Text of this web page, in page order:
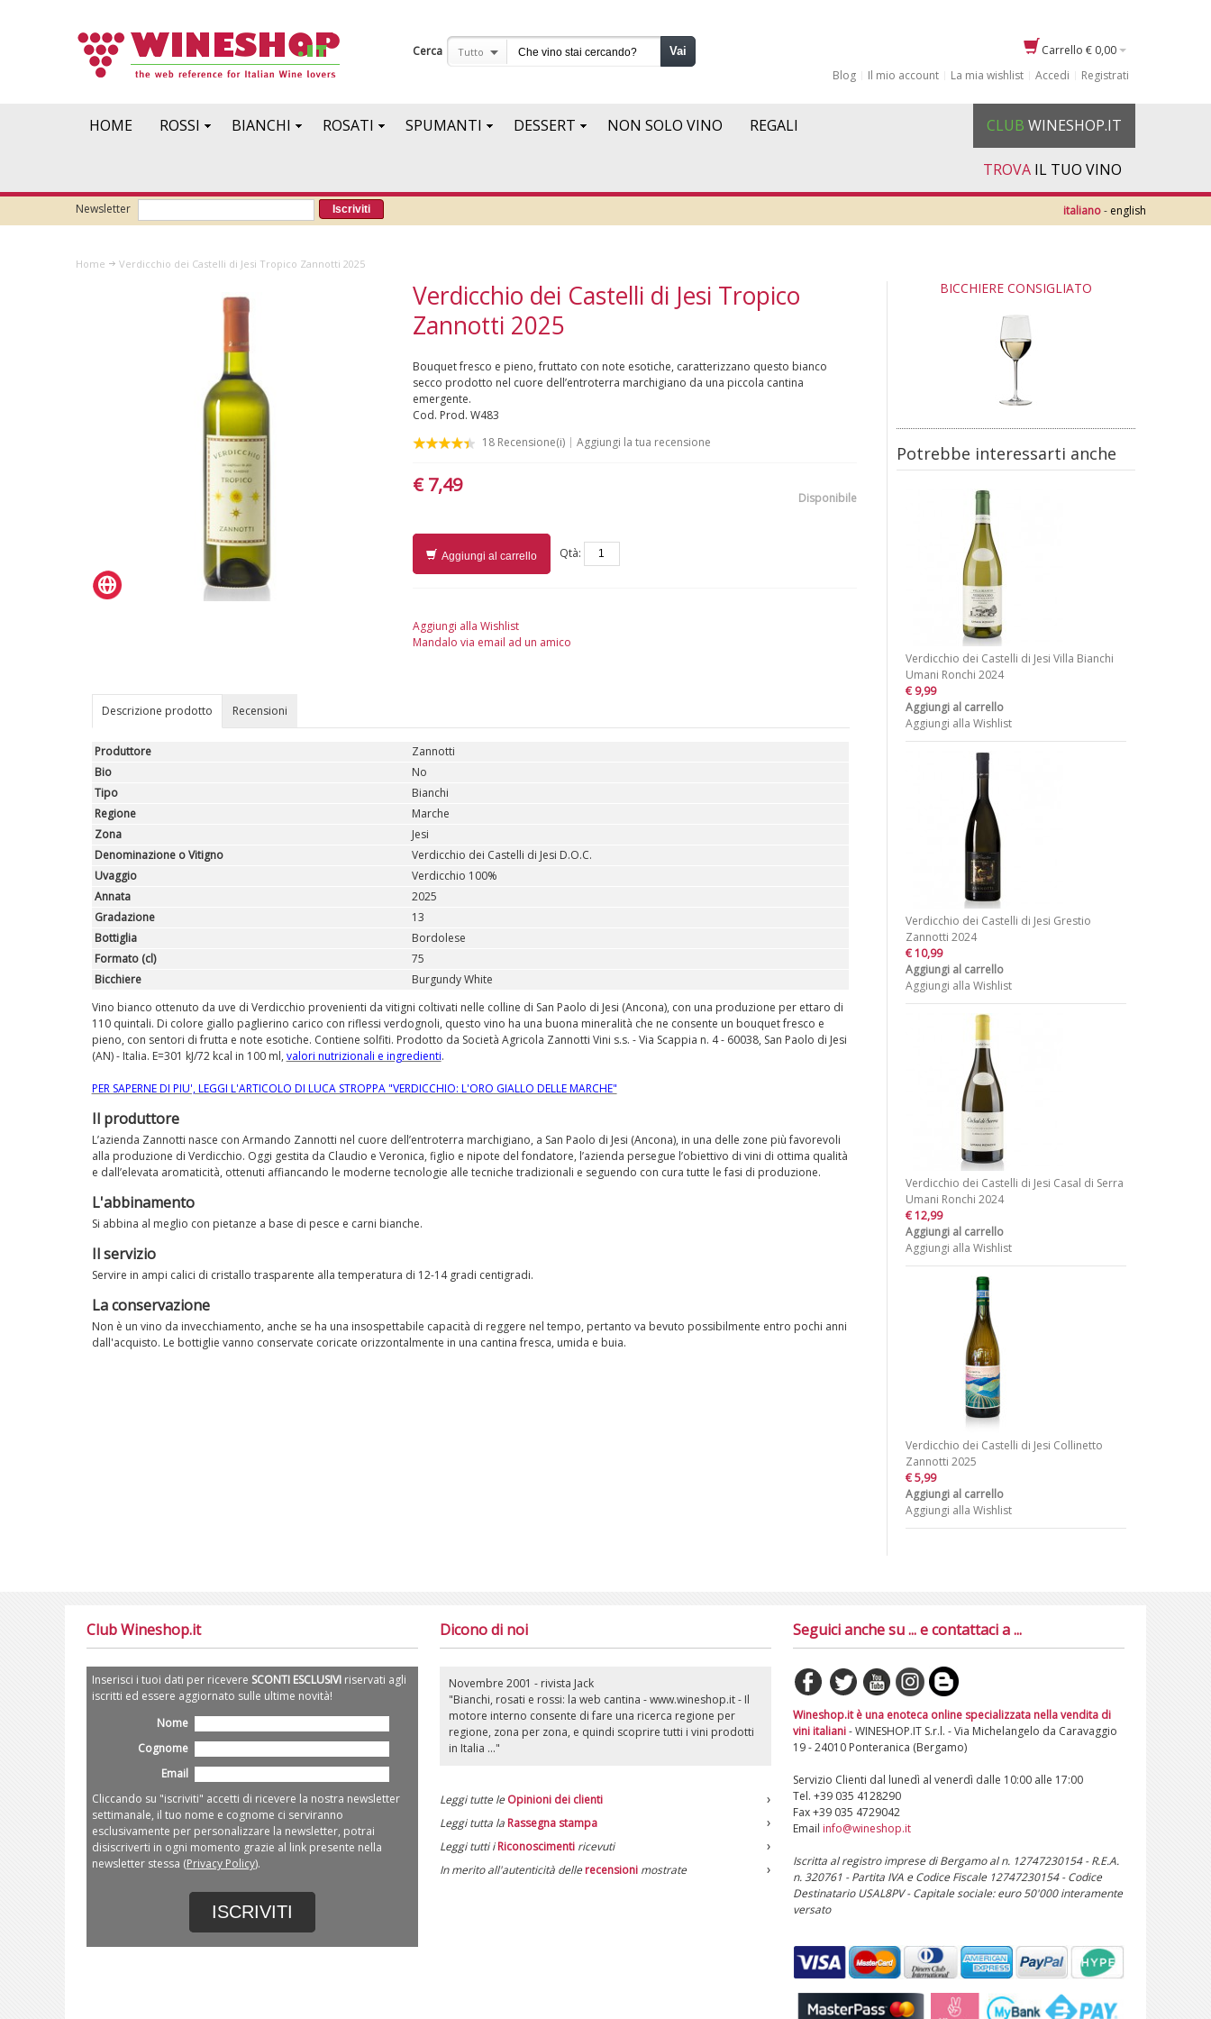
Cerca Tutto Vai Carrello € 0,00
Blog
Il mio account La mia wishlist Accedi Registrati
HOME ROSSI BIANCHI ROSATI SPUMANTI DESSERT NON SOLO VINO REGALI CLUB WINESHOP.IT
TROVA IL TUO VINO
Newsletter Iscriviti - english
italiano
Home Verdicchio dei Castelli di Jesi Tropico Zannotti 2025
Verdicchio dei Castelli di Jesi Tropico
Zannotti 2025
Bouquet fresco e pieno, fruttato con note esotiche, caratterizzano questo bianco
secco prodotto nel cuore dell’entroterra marchigiano da una piccola cantina
emergente.
Cod. Prod. W483
18Recensione(i) Aggiungi la tua recensione
Disponibile
€ 7,49
Aggiungi al carrello Qtà:
Aggiungi alla Wishlist
Mandalo via email ad un amico
Descrizione prodotto Recensioni
Produttore
Zannotti
Bio
No
Tipo
Bianchi
Regione
Marche
Zona
Jesi
Denominazione o Vitigno
Verdicchio dei Castelli di Jesi D.O.C.
Uvaggio
Verdicchio 100%
Annata
2025
Gradazione
13
Bottiglia
Bordolese
Formato (cl)
75
Bicchiere
Burgundy White
Vino bianco ottenuto da uve di Verdicchio provenienti da vitigni coltivati nelle colline di San Paolo di Jesi (Ancona), con una produzione per ettaro di
110 quintali. Di colore giallo paglierino carico con riflessi verdognoli, questo vino ha una buona mineralità che ne consente un bouquet fresco e
pieno, con sentori di frutta e note esotiche. Contiene solfiti. Prodotto da Società Agricola Zannotti Vini s.s. - Via Scappia n. 4 - 60038, San Paolo di Jesi
(AN) - Italia. E=301 kJ/72 kcal in 100 ml, valori nutrizionali e ingredienti.
PER SAPERNE DI PIU', LEGGI L'ARTICOLO DI LUCA STROPPA "VERDICCHIO: L'ORO GIALLO DELLE MARCHE"
Il produttore
L’azienda Zannotti nasce con Armando Zannotti nel cuore dell’entroterra marchigiano, a San Paolo di Jesi (Ancona), in una delle zone più favorevoli
alla produzione di Verdicchio. Oggi gestita da Claudio e Veronica, figlio e nipote del fondatore, l’azienda persegue l’obiettivo di vini di ottima qualità
e dall’elevata aromaticità, ottenuti affiancando le moderne tecnologie alle tecniche tradizionali e seguendo con cura tutte le fasi di produzione.
L'abbinamento
Si abbina al meglio con pietanze a base di pesce e carni bianche.
Il servizio
Servire in ampi calici di cristallo trasparente alla temperatura di 12-14 gradi centigradi.
La conservazione
Non è un vino da invecchiamento, anche se ha una insospettabile capacità di reggere nel tempo, pertanto va bevuto possibilmente entro pochi anni
dall'acquisto. Le bottiglie vanno conservate coricate orizzontalmente in una cantina fresca, umida e buia.
BICCHIERE CONSIGLIATO
Potrebbe interessarti anche
Verdicchio dei Castelli di Jesi Villa Bianchi
Umani Ronchi 2024
€ 9,99
Aggiungi al carrello
Aggiungi alla Wishlist
Verdicchio dei Castelli di Jesi Grestio
Zannotti 2024
€ 10,99
Aggiungi al carrello
Aggiungi alla Wishlist
Verdicchio dei Castelli di Jesi Casal di Serra
Umani Ronchi 2024
€ 12,99
Aggiungi al carrello
Aggiungi alla Wishlist
Verdicchio dei Castelli di Jesi Collinetto
Zannotti 2025
€ 5,99
Aggiungi al carrello
Aggiungi alla Wishlist
Club Wineshop.it
Inserisci i tuoi dati per ricevere SCONTI ESCLUSIVIriservati agli
iscritti ed essere aggiornato sulle ultime novità!
Nome
Cognome
Email
Cliccando su "iscriviti" accetti di ricevere la nostra newsletter
settimanale, il tuo nome e cognome ci serviranno
esclusivamente per personalizzare la newsletter, potrai
disiscriverti in ogni momento grazie al link presente nella
newsletter stessa (Privacy Policy).
ISCRIVITI
Dicono di noi
Novembre 2001 - rivista Jack
"Bianchi, rosati e rossi: la web cantina - www.wineshop.it - Il
motore interno consente di fare una ricerca regione per
regione, zona per zona, e quindi scoprire tutti i vini prodotti
in Italia ..."
Leggi tutte le Opinioni dei clienti
Leggi tutta la Rassegna stampa
Leggi tutti iRiconoscimentiricevuti
In merito all'autenticità delle recensionimostrate
Seguici anche su ... e contattaci a ...
Wineshop.it è una enoteca online specializzata nella vendita di
vini italiani- WINESHOP.IT S.r.l. - Via Michelangelo da Caravaggio
19 - 24010 Ponteranica (Bergamo)
Servizio Clienti dal lunedì al venerdì dalle 10:00 alle 17:00
Tel. +39 035 4128290
Fax +39 035 4729042
Email info@wineshop.it
Iscritta al registro imprese di Bergamo al n. 12747230154 - R.E.A.
n. 320761 - Partita IVA e Codice Fiscale 12747230154 - Codice
Destinatario USAL8PV - Capitale sociale: euro 50'000 interamente
versato